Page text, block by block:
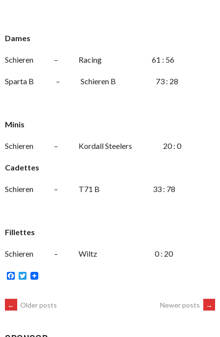
Dames
Schieren – Racing 61 : 56
Sparta B – Schieren B 73 : 28
Minis
Schieren – Kordall Steelers 20 : 0
Cadettes
Schieren – T71 B 33 : 78
Fillettes
Schieren – Wiltz 0 : 20
Facebook
Twitter
POSTS
← Older posts Newer posts →